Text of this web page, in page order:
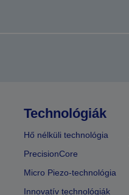
Technológiák
Hő nélküli technológia
PrecisionCore
Micro Piezo-technológia
Innovatív technológiák